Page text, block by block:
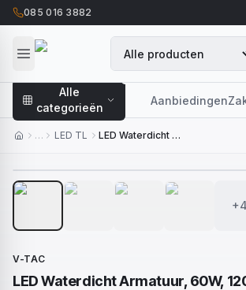
085 016 3882
Alle
categorieën
Aanbiedingen
… LED TL
LED Waterdicht Armatuur, 60W, 120cm, Samsung LED Chip, 4000K Neutraal Wit
+4
V-TAC
LED Waterdicht Armatuur, 60W,